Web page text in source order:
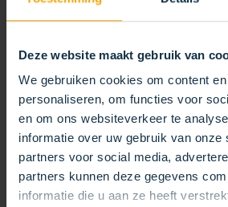
Deze website maakt gebruik van
We gebruiken cookies om content
personaliseren, om functies voor
en om ons websiteverkeer te
informatie over uw gebruik van onze
partners voor social media,
partners kunnen deze gegevens
informatie die u aan ze heeft